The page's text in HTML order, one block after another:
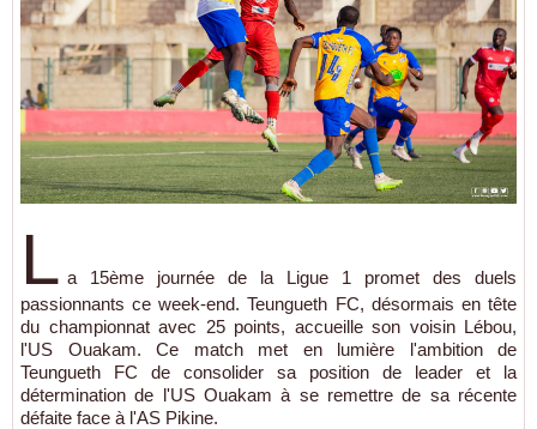
L a 15ème journée de la Ligue 1 promet des duels
passionnants ce week-end. Teungueth FC, désormais en tête
du championnat avec 25 points, accueille son voisin Lébou,
l'US Ouakam. Ce match met en lumière l'ambition de
Teungueth FC de consolider sa position de leader et la
détermination de l'US Ouakam à se remettre de sa récente
défaite face à l'AS Pikine.